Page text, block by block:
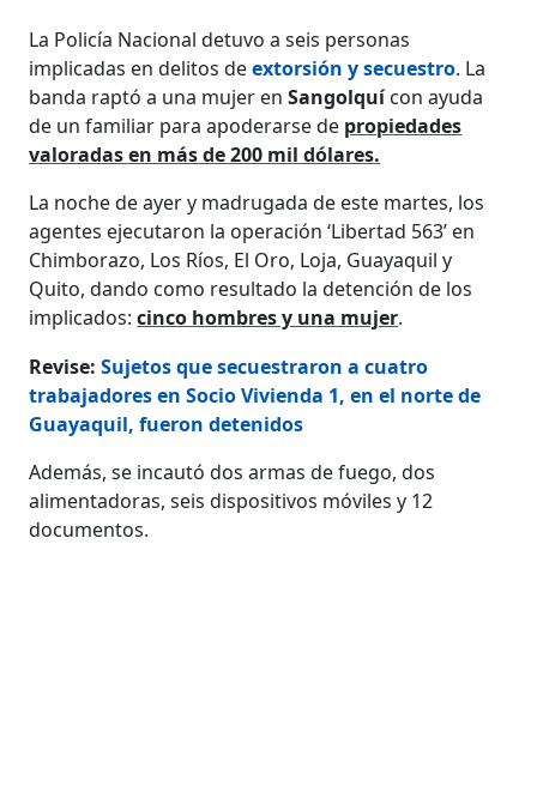
La Policía Nacional detuvo a seis personas
implicadas en delitos deextorsión y secuestro. La
banda raptó a una mujer enSangolquícon ayuda
de un familiar para apoderarse de propiedades
valoradas en más de 200 mil dólares.
La noche de ayer y madrugada de este martes, los
agentes ejecutaron la operación ‘Libertad 563’ en
Chimborazo, Los Ríos, El Oro, Loja, Guayaquil y
Quito, dando como resultado la detención de los
implicados:cinco hombres y una mujer.
Revise:Sujetos que secuestraron a cuatro
trabajadores en Socio Vivienda 1, en el norte de
Guayaquil, fueron detenidos
Además, se incautó dos armas de fuego, dos
alimentadoras, seis dispositivos móviles y 12
documentos.